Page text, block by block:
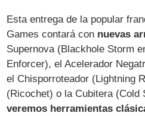
Esta entrega de la popular
Games contará con nuevas
Supernova (Blackhole Storm
Enforcer), el Acelerador
el Chisporroteador (Lightning
(Ricochet) o la Cubitera (Cold
veremos herramientas